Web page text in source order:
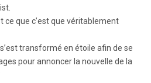
ce que c’est que véritablement
transformé en étoile afin de se
pour annoncer la nouvelle de la